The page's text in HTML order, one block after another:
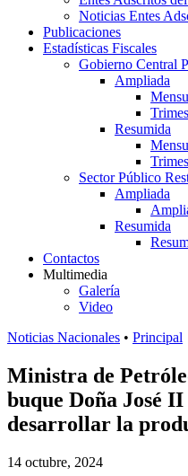
Noticias Entes
Publicaciones
Estadísticas Fiscales
Gobierno Central
Ampliada
Resumida
Sector Público
Ampliada
Resumida
Contactos
Multimedia
Galería
Video
Noticias Nacionales • Principal
Ministra de
buque Doña José
desarrollar la
14 octubre, 2024